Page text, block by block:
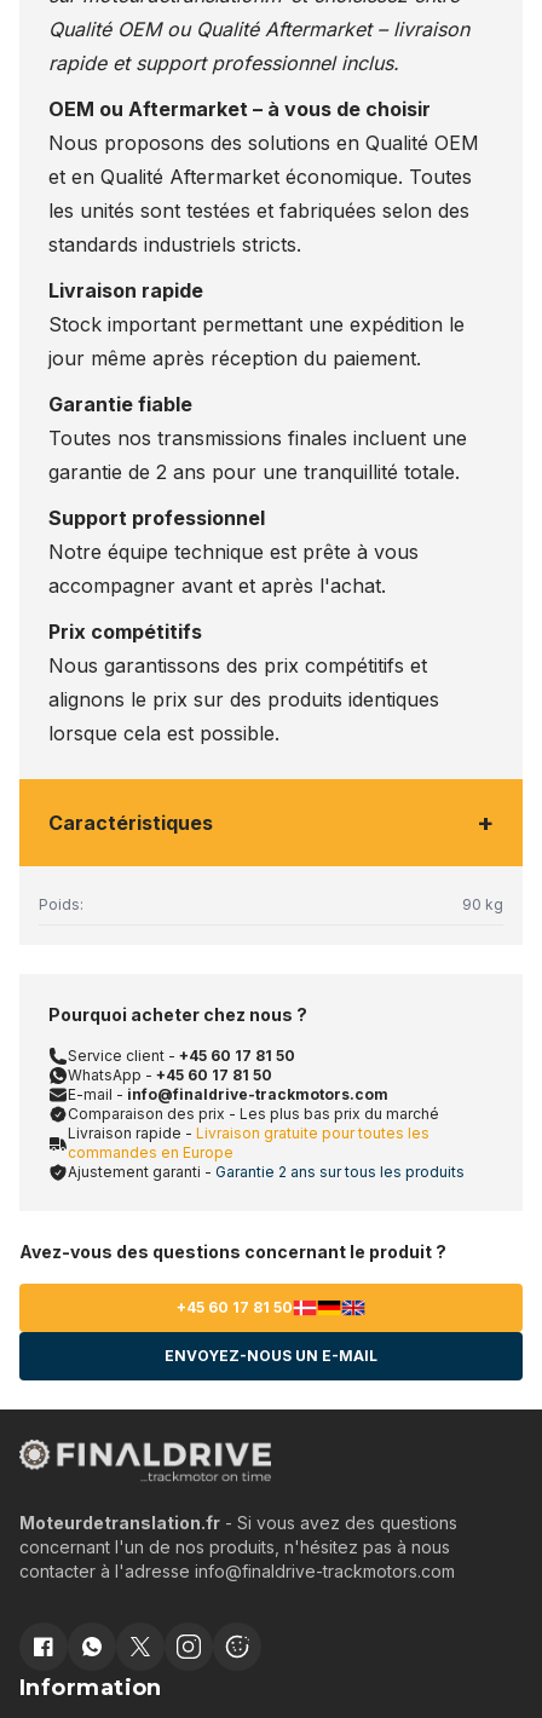
Qualité OEM ou Qualité Aftermarket – livraison
rapide et support professionnel inclus.
OEM ou Aftermarket – à vous de choisir
Nous proposons des solutions en Qualité OEM
et en Qualité Aftermarket économique. Toutes
les unités sont testées et fabriquées selon des
standards industriels stricts.
Livraison rapide
Stock important permettant une expédition le
jour même après réception du paiement.
Garantie fiable
Toutes nos transmissions finales incluent une
garantie de 2 ans pour une tranquillité totale.
Support professionnel
Notre équipe technique est prête à vous
accompagner avant et après l'achat.
Prix compétitifs
Nous garantissons des prix compétitifs et
alignons le prix sur des produits identiques
lorsque cela est possible.
Caractéristiques +
Poids: 90 kg
Pourquoi acheter chez nous ?
Service client - +45 60 17 81 50
WhatsApp - +45 60 17 81 50
E-mail - info@finaldrive-trackmotors.com
Comparaison des prix - Les plus bas prix du marché
Livraison rapide - Livraison gratuite pour toutes les
commandes en Europe
Ajustement garanti - Garantie 2 ans sur tous les produits
Avez-vous des questions concernant le produit ?
+45 60 17 81 50
ENVOYEZ-NOUS UN E-MAIL
Moteurdetranslation.fr - Si vous avez des questions
concernant l'un de nos produits, n'hésitez pas à nous
contacter à l'adresse info@finaldrive-trackmotors.com
Information